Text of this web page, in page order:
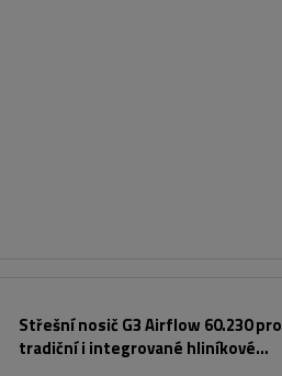
Střešní nosič G3 Airflow 60.230 pro
tradiční i integrované hliníkové